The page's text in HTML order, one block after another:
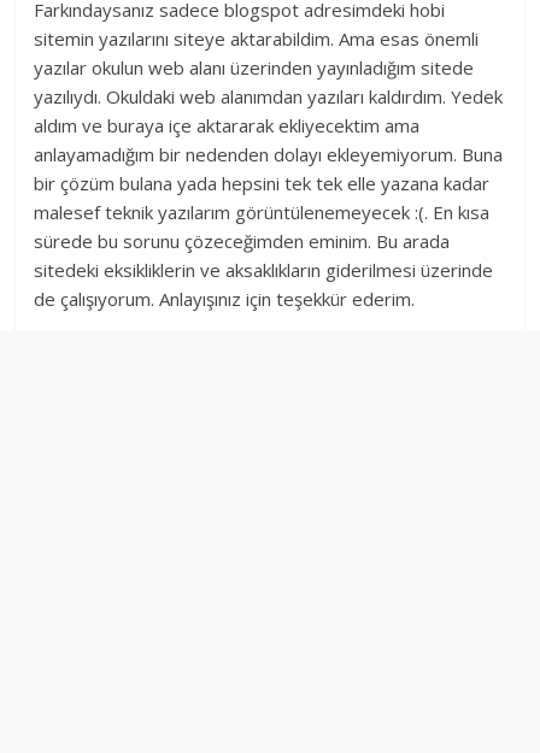
Farkındaysanız sadece blogspot adresimdeki hobi
sitemin yazılarını siteye aktarabildim. Ama esas önemli
yazılar okulun web alanı üzerinden yayınladığım sitede
yazılıydı. Okuldaki web alanımdan yazıları kaldırdım. Yedek
aldım ve buraya içe aktararak ekliyecektim ama
anlayamadığım bir nedenden dolayı ekleyemiyorum. Buna
bir çözüm bulana yada hepsini tek tek elle yazana kadar
malesef teknik yazılarım görüntülenemeyecek :(. En kısa
sürede bu sorunu çözeceğimden eminim. Bu arada
sitedeki eksikliklerin ve aksaklıkların giderilmesi üzerinde
de çalışıyorum. Anlayışınız için teşekkür ederim.